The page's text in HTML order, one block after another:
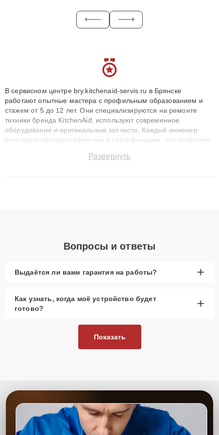
В сервисном центре bry.kitchenaid-servis.ru в Брянске
работают опытные мастера с профильным образованием и
стажем от 5 до 12 лет. Они специализируются на ремонте
техники бренда KitchenAid, используют современное
оборудование и оригинальные запчасти. Каждый инженер
регулярно проходит обучение и сертификацию, что позволяет
технику с сохранением гарантии до 3 лет. Наши мастера
Развернуть
Вопросы и ответы
Выдаётся ли вами гарантия на работы? +
Как узнать, когда моё устройство будет
готово?
+
Показать